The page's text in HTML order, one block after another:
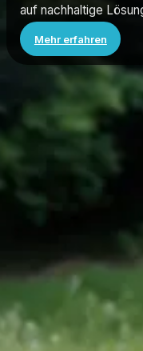
auf nachhaltige
Mehr erfahren
Die